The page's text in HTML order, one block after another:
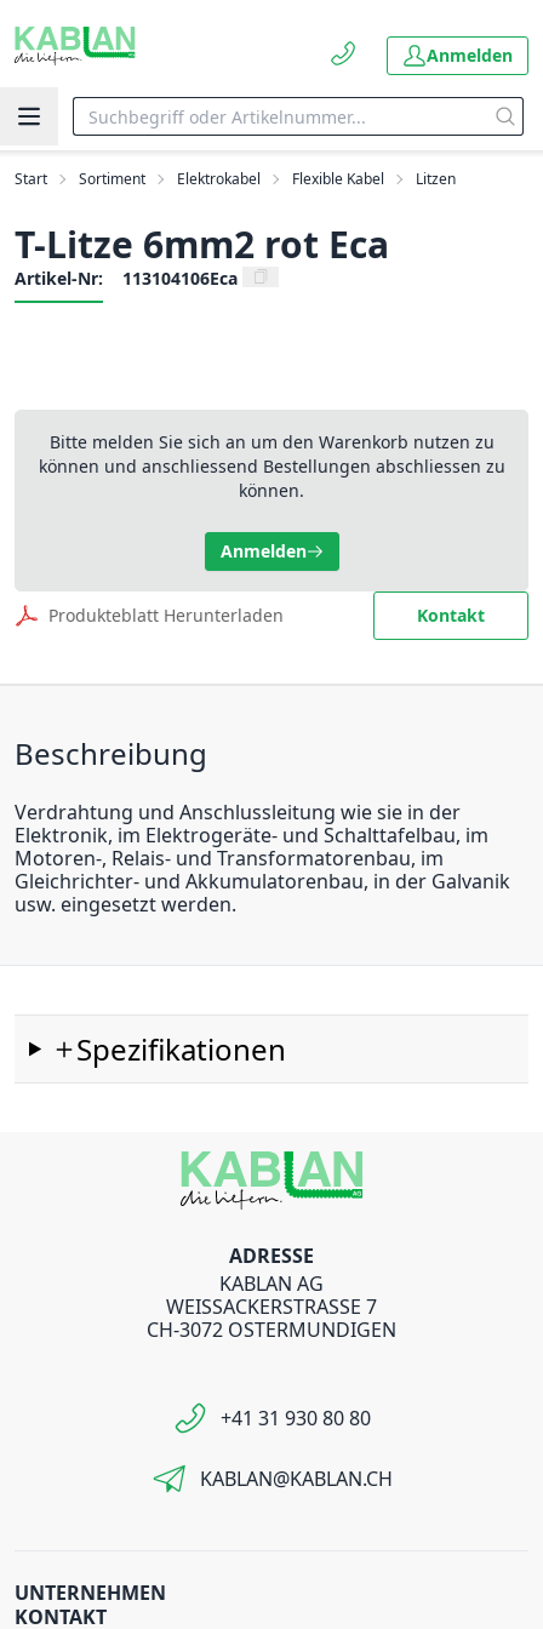
Anmelden
Start Sortiment Elektrokabel Flexible Kabel Litzen
T-Litze 6mm2 rot Eca
Artikel-Nr: 113104106Eca
Bitte melden Sie sich an um den Warenkorb nutzen zu
können und anschliessend Bestellungen abschliessen zu
können.
Anmelden
Produkteblatt Herunterladen Kontakt
Beschreibung
Verdrahtung und Anschlussleitung wie sie in der
Elektronik, im Elektrogeräte- und Schalttafelbau, im
Motoren-, Relais- und Transformatorenbau, im
Gleichrichter- und Akkumulatorenbau, in der Galvanik
usw. eingesetzt werden.
Spezifikationen
ADRESSE
KABLAN AG
WEISSACKERSTRASSE 7
CH-3072 OSTERMUNDIGEN
+41 31 930 80 80
KABLAN@KABLAN.CH
UNTERNEHMEN
KONTAKT